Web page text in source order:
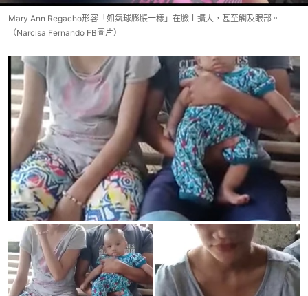
Mary Ann Regacho形容「如氣球膨脹一樣」在臉上擴大，甚至觸及眼部。
（Narcisa Fernando FB圖片）